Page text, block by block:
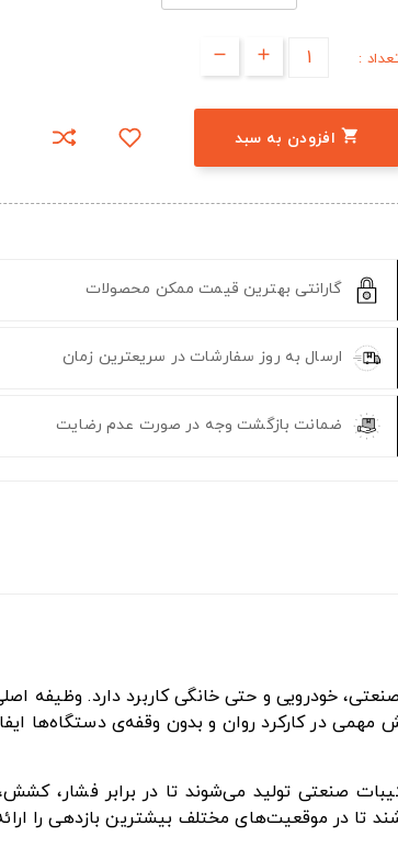
:
 افزودن به سبد
گارانتی بهترین قیمت ممکن محصولات
ارسال به روز سفارشات در سریعترین زمان
ضمانت بازگشت وجه در صورت عدم رضایت
خودرویی و حتی خانگی کاربرد دارد. وظیفه
در کارکرد روان و بدون وقفه‌ی دستگاه‌ها
صنعتی تولید می‌شوند تا در برابر فشار،
تا در موقعیت‌های مختلف بیشترین بازدهی را